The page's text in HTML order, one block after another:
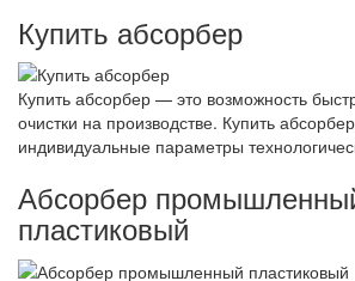
Купить абсорбер
Купить абсорбер — это возможность
очистки на производстве. Купить
индивидуальные параметры
Абсорбер
пластиковый